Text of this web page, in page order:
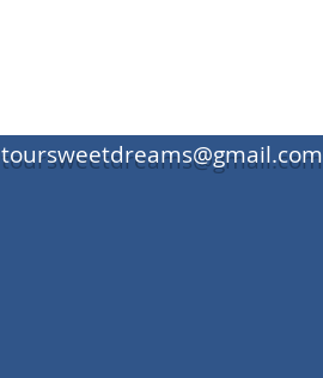
toursweetdreams@gmail.com